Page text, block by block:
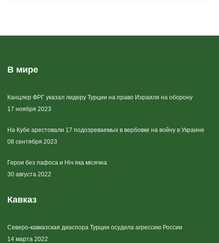
В мире
Канцлер ФРГ указал лидеру Турции на право Израиля на оборону
17 ноября 2023
На Кубе арестовали 17 подозреваемых в вербовке на войну в Украине
08 сентября 2023
Герои без пафоса и Ніч яка місячна
30 августа 2022
Кавказ
Северо-кавказская диаспора Турции осудила агрессию России
14 марта 2022